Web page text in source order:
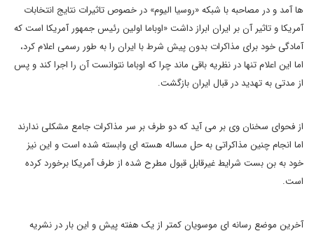
ها آمد و در مصاحبه با شبکه «روسیا الیوم» در خصوص تاثیرات نتایج انتخابات
آمریکا و تاثیر آن بر ایران ابراز داشت «اوباما اولین رئیس جمهور آمریکا است که
آمادگی خود برای مذاکرات بدون پیش شرط با ایران را به طور رسمی اعلام کرد،
اما این اعلام تنها در نظریه باقی ماند چرا که اوباما نتوانست آن را اجرا کند و پس
از مدتی به تهدید در قبال ایران بازگشت.
از فحوای سخنان وی بر می آید که دو طرف بر سر مذاکرات جامع مشکلی ندارند
اما انجام چنین مذاکراتی به حل مساله هسته ای وابسته شده است و این نیز
خود به بن بست شرایط غیرقابل قبول مطرح شده از طرف آمریکا برخورد کرده
است.
آخرین موضع رسانه ای موسویان کمتر از یک هفته پیش و این بار در نشریه